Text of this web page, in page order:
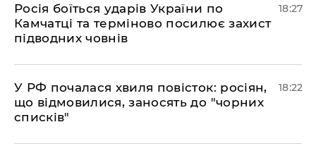
​Росія боїться ударів України по
Камчатці та терміново посилює захист
підводних човнів
18:27
​У РФ почалася хвиля повісток: росіян,
що відмовилися, заносять до "чорних
списків"
18:22